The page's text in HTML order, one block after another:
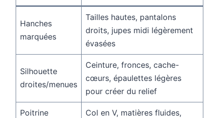
Hanches
marquées
Tailles hautes, pantalons
droits, jupes midi légèrement
évasées
Silhouette
droites/menues
Ceinture, fronces, cache-
cœurs, épaulettes légères
pour créer du relief
Poitrine
Col en V, matières fluides,